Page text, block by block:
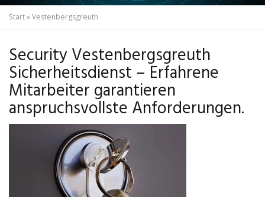
Start»Vestenbergsgreuth
Security Vestenbergsgreuth
Sicherheitsdienst – Erfahrene
Mitarbeiter garantieren
anspruchsvollste Anforderungen.